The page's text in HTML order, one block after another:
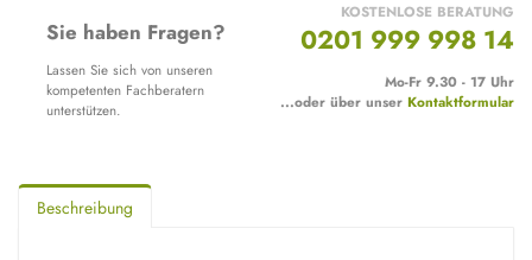
Sie haben Fragen?
Lassen Sie sich von unseren
kompetenten Fachberatern
unterstützen.
KOSTENLOSE BERATUNG
0201 999 998 14
Mo-Fr 9.30 - 17 Uhr
...oder über unser Kontaktformular
Beschreibung